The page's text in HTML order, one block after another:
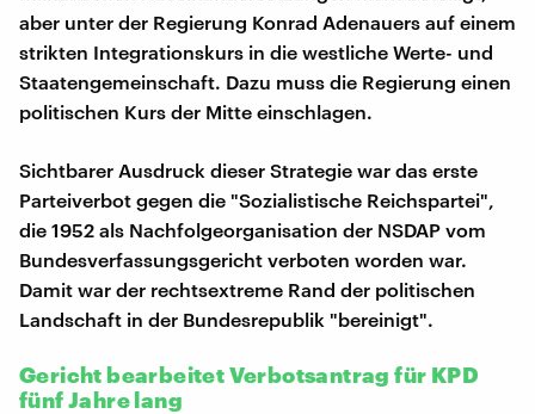
aber unter der Regierung Konrad Adenauers auf einem
strikten Integrationskurs in die westliche Werte- und
Staatengemeinschaft. Dazu muss die Regierung einen
politischen Kurs der Mitte einschlagen.
Sichtbarer Ausdruck dieser Strategie war das erste
Parteiverbot gegen die "Sozialistische Reichspartei",
die 1952 als Nachfolgeorganisation der NSDAP vom
Bundesverfassungsgericht verboten worden war.
Damit war der rechtsextreme Rand der politischen
Landschaft in der Bundesrepublik "bereinigt".
Gericht bearbeitet Verbotsantrag für KPD
fünf Jahre lang